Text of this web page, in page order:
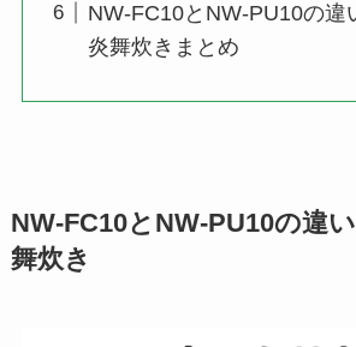
NW-FC10とNW-PU10の違
炎舞炊きまとめ
NW-FC10とNW-PU10の違
舞炊き